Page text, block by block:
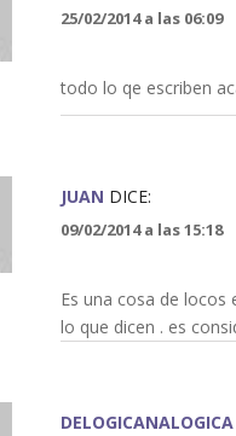
25/02/2014 a las 06:09
todo lo qe escriben
JUAN DICE:
09/02/2014 a las 15:18
Es una cosa de
lo que dicen . es
DELOGICANALOGICA